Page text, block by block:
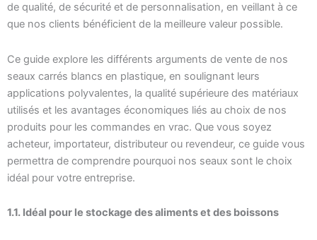
de qualité, de sécurité et de personnalisation, en veillant à ce
que nos clients bénéficient de la meilleure valeur possible.
Ce guide explore les différents arguments de vente de nos
seaux carrés blancs en plastique, en soulignant leurs
applications polyvalentes, la qualité supérieure des matériaux
utilisés et les avantages économiques liés au choix de nos
produits pour les commandes en vrac. Que vous soyez
acheteur, importateur, distributeur ou revendeur, ce guide vous
permettra de comprendre pourquoi nos seaux sont le choix
idéal pour votre entreprise.
1.1. Idéal pour le stockage des aliments et des boissons